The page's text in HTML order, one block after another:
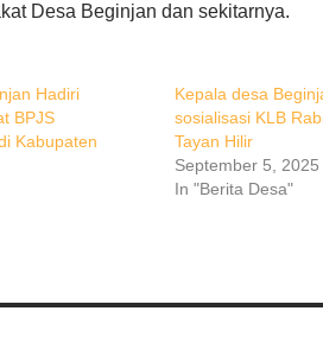
Desa Beginjan dan sekitarnya.
Hadiri
BPJS
Kabupaten
Kepala desa
sosialisasi KLB
Tayan Hilir
September 5, 2025
In "Berita Desa"